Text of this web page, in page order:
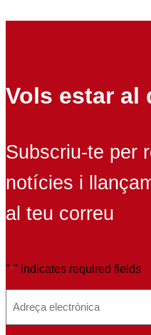
Vols estar al
Subscriu-te per
notícies i
al teu correu
"*" indicates required fields